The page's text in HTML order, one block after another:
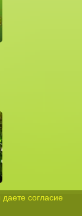
согласие